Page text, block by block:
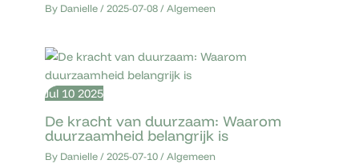
By Danielle/2025-07-08/Algemeen
Jul 10 2025
De kracht van duurzaam: Waarom
duurzaamheid belangrijk is
By Danielle/2025-07-10/Algemeen